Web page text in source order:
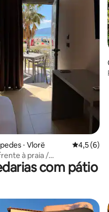
de 5, 10 avaliações
⋅ Vlorë 4,5 de
4,5 (6)
à praia /
gratuitocom pátio